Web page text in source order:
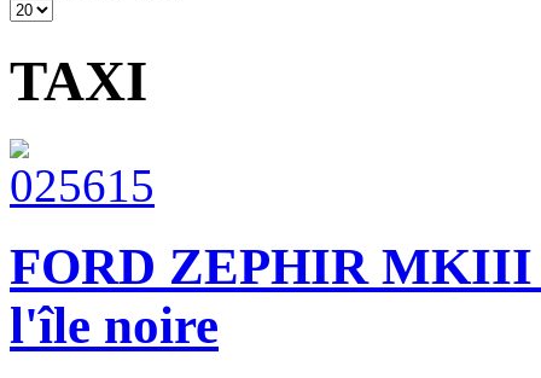
TAXI
FORD ZEPHIR MKIII
l'île noire